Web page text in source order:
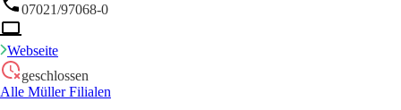
07021/97068-0
Webseite
geschlossen
Alle Müller Filialen